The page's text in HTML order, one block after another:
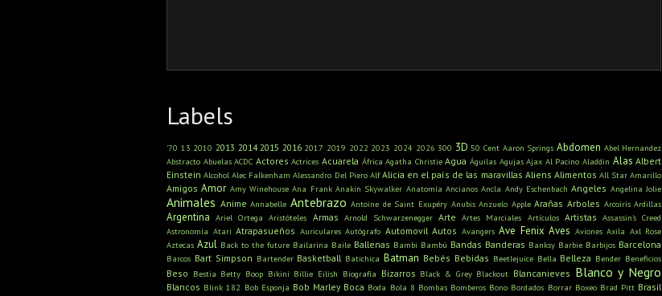
Labels
'70 13 2010 2013 2014 2015 2016 2017 2019 2022 2023 2024 2026 300 3D 50 Cent Aaron Springs Abdomen Abel Hernandez
Abstracto Abuelas ACDC Actores Actrices Acuarela África Agatha Christie Agua Águilas Agujas Ajax Al Pacino Aladdin Alas Albert
Einstein Alcohol Alec Falkenham Alessandro Del Piero Alf Alicia en el país de las maravillas Aliens Alimentos All Star Amarillo
Amigos Amor Amy Winehouse Ana Frank Anakin Skywalker Anatomía Ancianos Ancla Andy Eschenbach Angeles Angelina Jolie
Animales Anime Annabelle Antebrazo Antoine de Saint Exupéry Anubis Anzuelo Apple Arañas Arboles Arcoíris Ardillas
Argentina Ariel Ortega Aristóteles Armas Arnold Schwarzenegger Arte Artes Marciales Artículos Artistas Assassin's Creed
Astronomía Atari Atrapasueños Auriculares Autógrafo Automovil Autos Avangers Ave Fenix Aves Aviones Axila Axl Rose
Aztecas Azul Back to the future Bailarina Baile Ballenas Bambi Bambú Bandas Banderas Banksy Barbie Barbijos Barcelona
Barcos Bart Simpson Bartender Basketball Batichica Batman Bebés Bebidas Beetlejuice Bella Belleza Bender Beneficios
Beso Bestia Betty Boop Bikini Billie Eilish Biografía Bizarros Black & Grey Blackout Blancanieves Blanco y Negro
Blancos Blink 182 Bob Esponja Bob Marley Boca Boda Bola 8 Bombas Bomberos Bono Bordados Borrar Boxeo Brad Pitt Brasil